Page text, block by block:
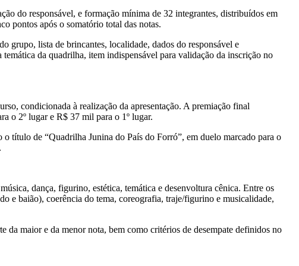
do responsável, e formação mínima de 32 integrantes, distribuídos em
pontos após o somatório total das notas.
grupo, lista de brincantes, localidade, dados do responsável e
da quadrilha, item indispensável para validação da inscrição no
condicionada à realização da apresentação. A premiação final
o 2º lugar e R$ 37 mil para o 1º lugar.
título de “Quadrilha Junina do País do Forró”, em duelo marcado para o
dança, figurino, estética, temática e desenvoltura cênica. Entre os
e baião), coerência do tema, coreografia, traje/figurino e musicalidade,
da maior e da menor nota, bem como critérios de desempate definidos no